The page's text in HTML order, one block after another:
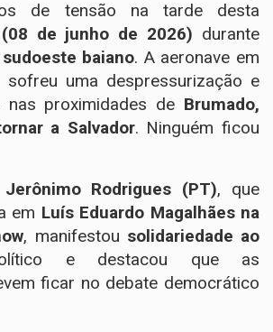
de tensão na tarde desta
de junho de 2026) durante
sudoeste baiano. A aeronave em
sofreu uma despressurização e
nas proximidades de Brumado,
a Salvador. Ninguém ficou
Jerônimo Rodrigues (PT), que
em Luís Eduardo Magalhães na
, manifestou solidariedade ao
e destacou que as
ficar no debate democrático